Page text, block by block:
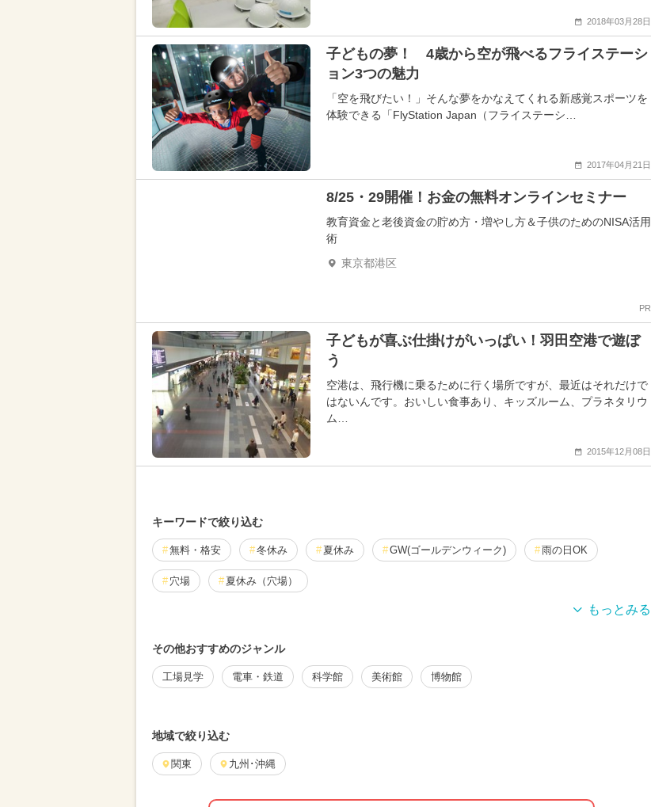
2018年03月28日
子どもの夢！ 4歳から空が飛べるフライステーシ
ョン3つの魅力
「空を飛びたい！」そんな夢をかなえてくれる新感覚スポーツを
体験できる「FlyStation Japan（フライステーシ…
2017年04月21日
8/25・29開催！お金の無料オンラインセミナー
教育資金と老後資金の貯め方・増やし方＆子供のためのNISA活用
術
東京都港区
PR
子どもが喜ぶ仕掛けがいっぱい！羽田空港で遊ぼ
う
空港は、飛行機に乗るために行く場所ですが、最近はそれだけで
はないんです。おいしい食事あり、キッズルーム、プラネタリウ
ム…
2015年12月08日
キーワードで絞り込む
無料・格安 冬休み 夏休み GW(ゴールデンウィーク) 雨の日OK
穴場 夏休み（穴場）
その他おすすめのジャンル
工場見学 電車・鉄道 科学館 美術館 博物館
地域で絞り込む
関東 九州･沖縄